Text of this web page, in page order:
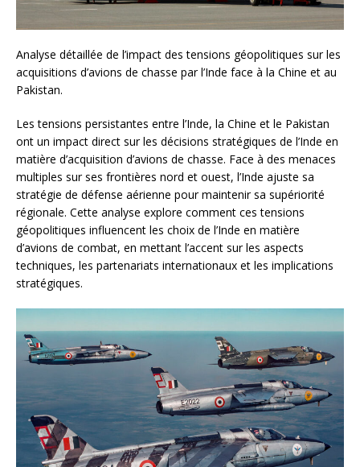
Analyse détaillée de l’impact des tensions géopolitiques sur les
acquisitions d’avions de chasse par l’Inde face à la Chine et au
Pakistan.
Les tensions persistantes entre l’Inde, la Chine et le Pakistan
ont un impact direct sur les décisions stratégiques de l’Inde en
matière d’acquisition d’avions de chasse. Face à des menaces
multiples sur ses frontières nord et ouest, l’Inde ajuste sa
stratégie de défense aérienne pour maintenir sa supériorité
régionale. Cette analyse explore comment ces tensions
géopolitiques influencent les choix de l’Inde en matière
d’avions de combat, en mettant l’accent sur les aspects
techniques, les partenariats internationaux et les implications
stratégiques.